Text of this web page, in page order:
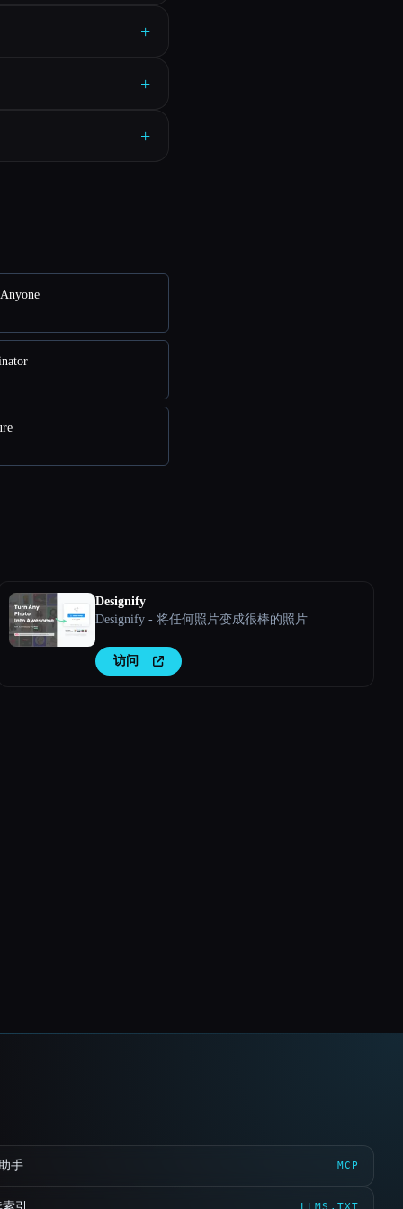
+
+
+
Designify
Designify - 将任何照片变成很棒的照片
访问
手 MCP